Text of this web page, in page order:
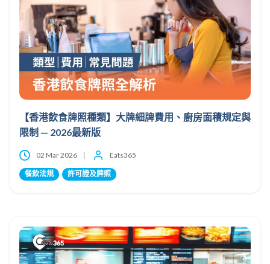
【香港飲食牌照種類】大牌細牌費用、廚房面積規定與
限制 — 2026最新版
02 Mar 2026 Eats365
餐飲法規 許可證及牌照